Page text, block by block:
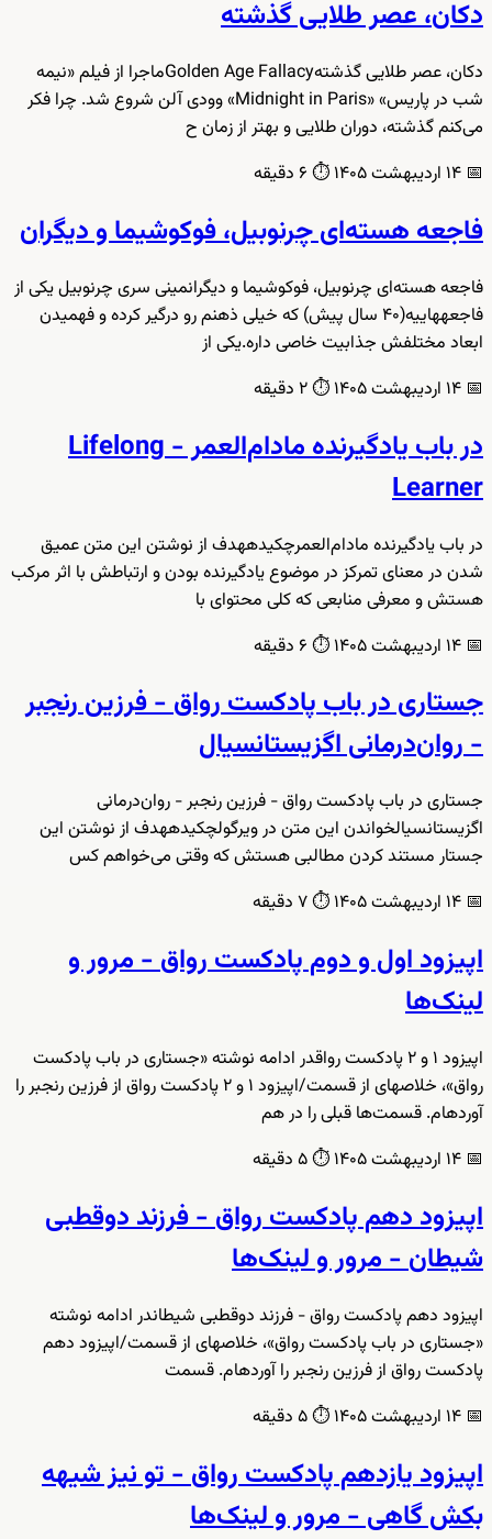
دکان، عصر طلایی گذشته
دکان، عصر طلایی گذشتهGolden Age Fallacyماجرا از فیلم «نیمه
شب در پاریس» «Midnight in Paris» وودی آلن شروع شد. چرا فکر
می‌کنم گذشته، دوران طلایی و بهتر از زمان ح
📅
⏱️
فاجعه هسته‌ای چرنوبیل، فوکوشیما و دیگران
فاجعه هسته‌ای چرنوبیل، فوکوشیما و دیگرانمینی سری چرنوبیل یکی از
فاجعههاییه(۴۰ سال پیش) که خیلی ذهنم رو درگیر کرده و فهمیدن
ابعاد مختلفش جذابیت خاصی داره.یکی از
📅
⏱️
در باب یادگیرنده مادام‌العمر - Lifelong
Learner
در باب یادگیرنده مادام‌العمرچکیدههدف از نوشتن این متن عمیق
شدن در معنای تمرکز در موضوع یادگیرنده بودن و ارتباطش با اثر مرکب
هستش و معرفی منابعی که کلی محتوای با
📅
⏱️
جستاری در باب پادکست رواق - فرزین رنجبر
- روان‌درمانی اگزیستانسیال
جستاری در باب پادکست رواق - فرزین رنجبر - روان‌درمانی
اگزیستانسیالخواندن این متن در ویرگولچکیدههدف از نوشتن این
جستار مستند کردن مطالبی هستش که وقتی می‌خواهم کس
📅
⏱️
اپیزود اول و دوم پادکست رواق - مرور و
لینک‌ها
اپیزود ۱ و ۲ پادکست رواقدر ادامه نوشته «جستاری در باب پادکست
رواق»، خلاصهای از قسمت/اپیزود ۱ و ۲ پادکست رواق از فرزین رنجبر را
آوردهام. قسمت‌ها قبلی را در هم
📅
⏱️
اپیزود دهم پادکست رواق - فرزند دوقطبی
شیطان - مرور و لینک‌ها
اپیزود دهم پادکست رواق - فرزند دوقطبی شیطاندر ادامه نوشته
«جستاری در باب پادکست رواق»، خلاصهای از قسمت/اپیزود دهم
پادکست رواق از فرزین رنجبر را آوردهام. قسمت
📅
⏱️
اپیزود یازدهم پادکست رواق - تو نیز شیهه
بکش گاهی - مرور و لینک‌ها